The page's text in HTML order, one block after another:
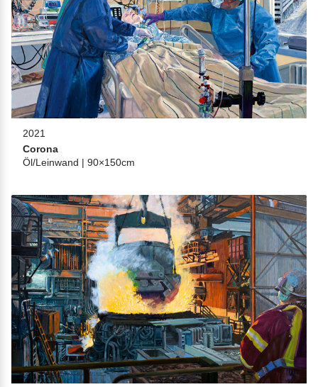
2021
Corona
Öl/Leinwand | 90×150cm